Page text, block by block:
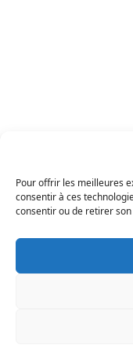
Pour offrir les meilleures
consentir à ces
consentir ou de retirer